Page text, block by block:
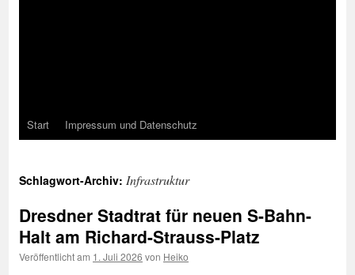
Start Impressum und Datenschutz
Schlagwort-Archiv: Infrastruktur
Dresdner Stadtrat für neuen S-Bahn-
Halt am Richard-Strauss-Platz
Veröffentlicht am 1. Juli 2026 von Heiko